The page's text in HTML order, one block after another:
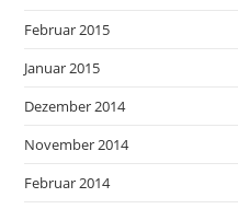
Februar 2015
Januar 2015
Dezember 2014
November 2014
Februar 2014